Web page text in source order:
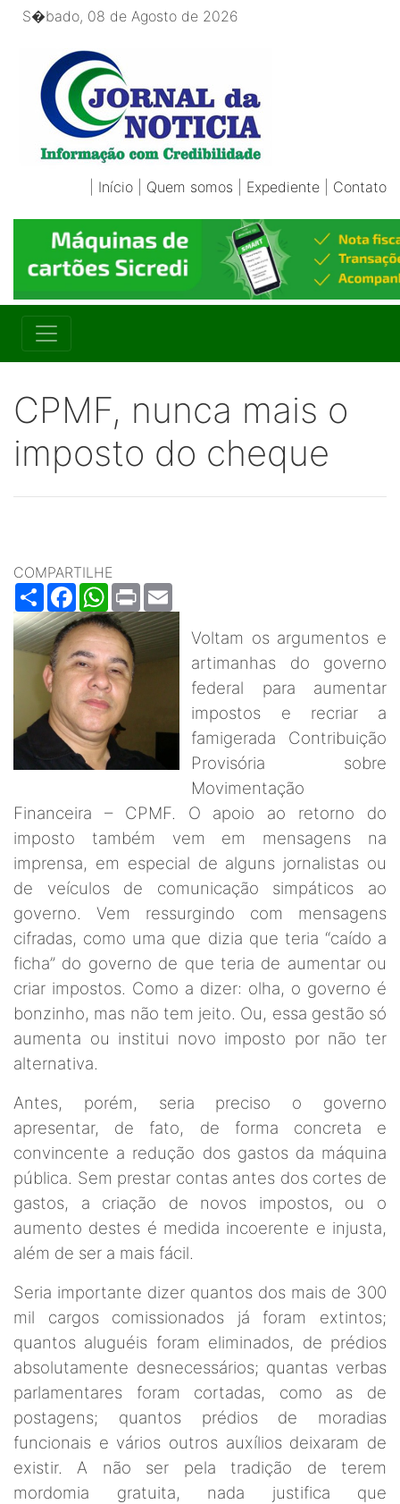
S�bado, 08 de Agosto de 2026
Início Quem somos Expediente Contato
CPMF, nunca mais o
imposto do cheque
COMPARTILHE
ShareFacebookWhatsApp
Print
Voltam os argumentos e
artimanhas do governo
federal para aumentar
impostos e recriar a
famigerada Contribuição
Provisória sobre
Movimentação
Financeira – CPMF. O apoio ao retorno do
imposto também vem em mensagens na
imprensa, em especial de alguns jornalistas ou
de veículos de comunicação simpáticos ao
governo. Vem ressurgindo com mensagens
cifradas, como uma que dizia que teria “caído a
ficha” do governo de que teria de aumentar ou
criar impostos. Como a dizer: olha, o governo é
bonzinho, mas não tem jeito. Ou, essa gestão só
aumenta ou institui novo imposto por não ter
alternativa.
Antes, porém, seria preciso o governo
apresentar, de fato, de forma concreta e
convincente a redução dos gastos da máquina
pública. Sem prestar contas antes dos cortes de
gastos, a criação de novos impostos, ou o
aumento destes é medida incoerente e injusta,
além de ser a mais fácil.
Seria importante dizer quantos dos mais de 300
mil cargos comissionados já foram extintos;
quantos aluguéis foram eliminados, de prédios
absolutamente desnecessários; quantas verbas
parlamentares foram cortadas, como as de
postagens; quantos prédios de moradias
funcionais e vários outros auxílios deixaram de
existir. A não ser pela tradição de terem
mordomia gratuita, nada justifica que